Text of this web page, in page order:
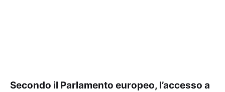
Secondo il Parlamento europeo, l’accesso a